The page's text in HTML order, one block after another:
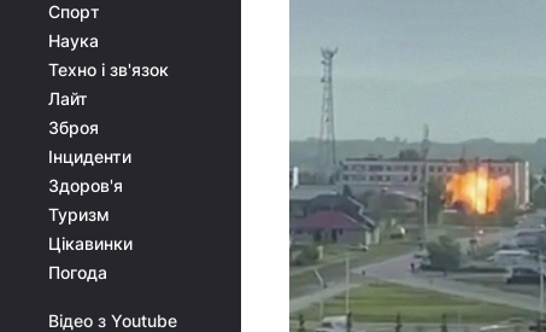
Спорт
Наука
Техно і зв'язок
Лайт
Зброя
Інциденти
Здоров'я
Туризм
Цікавинки
Погода
Відео з Youtube